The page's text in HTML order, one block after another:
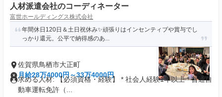
人材派遣会社のコーディネーター
富世ホールディングス株式会社
年間休日120日＆土日祝休み✨頑張りはインセンティブや賞与でし
っかり還元。公平で納得感のあ...
佐賀県鳥栖市大正町
月給28万4000円～33万4000円
求める人材: 【必須資格・経験】 * 社会人経験1年以上 * 普通自
動車運転免許（...